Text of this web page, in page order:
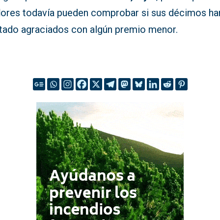
todavía pueden comprobar si sus décimos
agraciados con algún premio menor.